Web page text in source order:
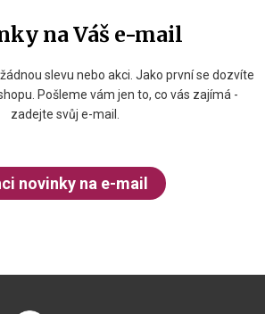
na Váš e-mail
slevu nebo akci. Jako první se dozvíte
Pošleme vám jen to, co vás zajímá -
zadejte svůj e-mail.
novinky na e-mail